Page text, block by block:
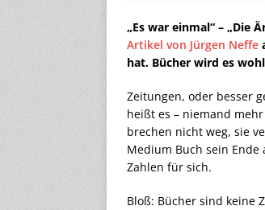
„Es war einmal“ – „Die
Artikel von Jürgen Neffe
hat. Bücher wird es
Zeitungen, oder besser
heißt es – niemand
brechen nicht weg, sie
Medium Buch sein
Zahlen für sich.
Bloß: Bücher sind keine